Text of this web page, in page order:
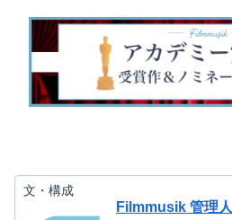
文・構成
Filmmusik 管理人